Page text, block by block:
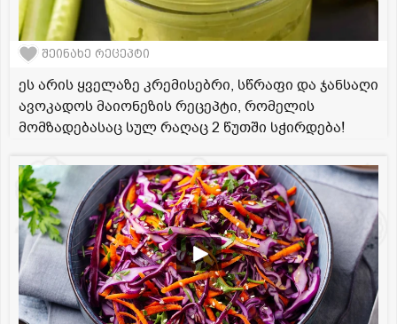
შეინახე რეცეპტი
ეს არის ყველაზე კრემისებრი, სწრაფი და ჯანსაღი
ავოკადოს მაიონეზის რეცეპტი, რომელის
მომზადებასაც სულ რაღაც 2 წუთში სჭირდება!